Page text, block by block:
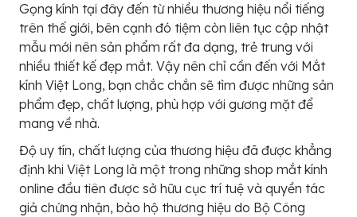
Gọng kính tại đây đến từ nhiều thương hiệu nổi tiếng
trên thế giới, bên cạnh đó tiệm còn liên tục cập nhật
mẫu mới nên sản phẩm rất đa dạng, trẻ trung với
nhiều thiết kế đẹp mắt. Vậy nên chỉ cần đến với Mắt
kính Việt Long, bạn chắc chắn sẽ tìm được những sản
phẩm đẹp, chất lượng, phù hợp với gương mặt để
mang về nhà.
Độ uy tín, chất lượng của thương hiệu đã được khẳng
định khi Việt Long là một trong những shop mắt kính
online đầu tiên được sở hữu cục trí tuệ và quyền tác
giả chứng nhận, bảo hộ thương hiệu do Bộ Công